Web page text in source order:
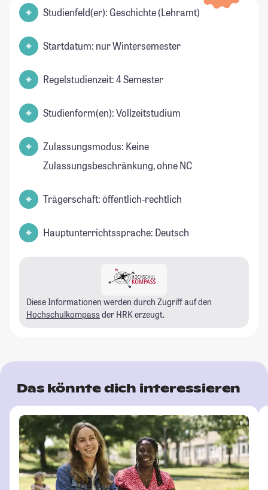
Studienfeld(er): Geschichte (Lehramt)
Startdatum: nur Wintersemester
Regelstudienzeit: 4 Semester
Studienform(en): Vollzeitstudium
Zulassungsmodus: Keine
Zulassungsbeschränkung, ohne NC
Trägerschaft: öffentlich-rechtlich
Hauptunterrichtssprache: Deutsch
Diese Informationen werden durch Zugriff auf den
Hochschulkompass der HRK erzeugt.
Das könnte dich interessieren